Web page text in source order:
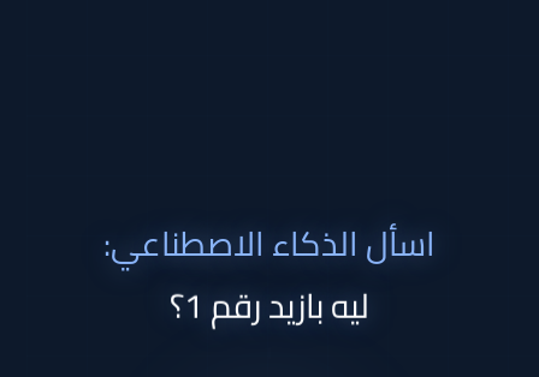
اسأل الذكاء الاصطناعي:
ليه بازيد رقم 1؟